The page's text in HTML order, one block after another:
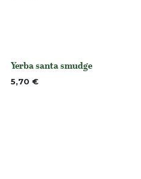
None
Yerba santa smudge
5,70 €